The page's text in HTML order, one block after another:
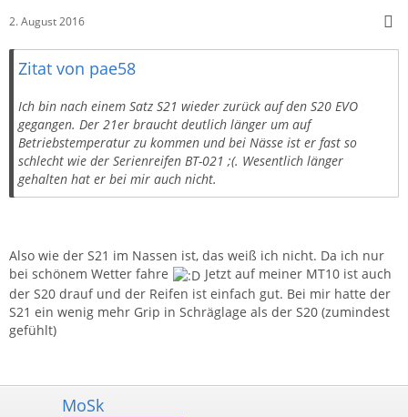
2. August 2016
Zitat von pae58
Ich bin nach einem Satz S21 wieder zurück auf den S20 EVO
gegangen. Der 21er braucht deutlich länger um auf
Betriebstemperatur zu kommen und bei Nässe ist er fast so
schlecht wie der Serienreifen BT-021 ;(. Wesentlich länger
gehalten hat er bei mir auch nicht.
Also wie der S21 im Nassen ist, das weiß ich nicht. Da ich nur
bei schönem Wetter fahre
Jetzt auf meiner MT10 ist auch
der S20 drauf und der Reifen ist einfach gut. Bei mir hatte der
S21 ein wenig mehr Grip in Schräglage als der S20 (zumindest
gefühlt)
MoSk